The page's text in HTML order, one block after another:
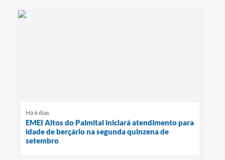
Há 6 dias
EMEI Altos do Palmital iniciará atendimento para
idade de berçário na segunda quinzena de
setembro